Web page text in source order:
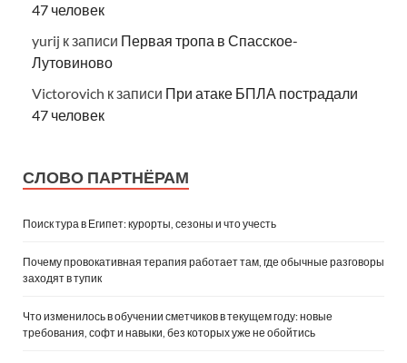
47 человек
yurij к записи Первая тропа в Спасское-
Лутовиново
Victorovich к записи При атаке БПЛА пострадали
47 человек
СЛОВО ПАРТНЁРАМ
Поиск тура в Египет: курорты, сезоны и что учесть
Почему провокативная терапия работает там, где обычные разговоры
заходят в тупик
Что изменилось в обучении сметчиков в текущем году: новые
требования, софт и навыки, без которых уже не обойтись